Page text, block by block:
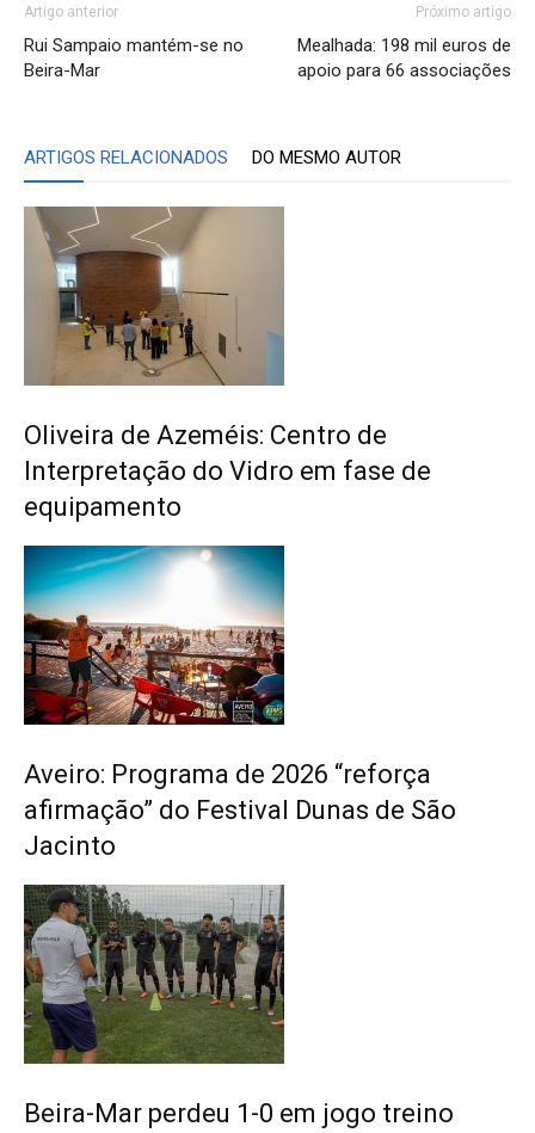
Artigo anterior
Rui Sampaio mantém-se no
Beira-Mar
Próximo artigo
Mealhada: 198 mil euros de
apoio para 66 associações
ARTIGOS RELACIONADOS DO MESMO AUTOR
Oliveira de Azeméis: Centro de
Interpretação do Vidro em fase de
equipamento
Aveiro: Programa de 2026 “reforça
afirmação” do Festival Dunas de São
Jacinto
Beira-Mar perdeu 1-0 em jogo treino